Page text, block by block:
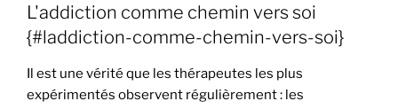
L'addiction comme chemin vers soi
{#laddiction-comme-chemin-vers-soi}
Il est une vérité que les thérapeutes les plus
expérimentés observent régulièrement : les